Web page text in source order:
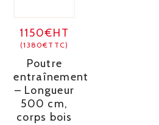
1150€HT
(1380€TTC)
Poutre
entraînement
– Longueur
500 cm,
corps bois